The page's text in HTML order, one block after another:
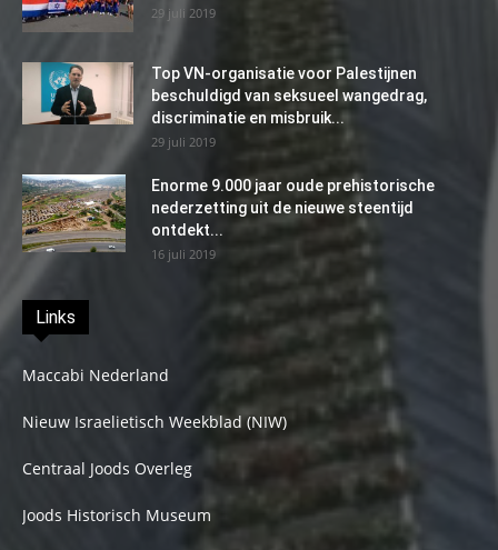
29 juli 2019
Top VN-organisatie voor Palestijnen
beschuldigd van seksueel wangedrag,
discriminatie en misbruik...
29 juli 2019
Enorme 9.000 jaar oude prehistorische
nederzetting uit de nieuwe steentijd
ontdekt...
16 juli 2019
Links
Maccabi Nederland
Nieuw Israelietisch Weekblad (NIW)
Centraal Joods Overleg
Joods Historisch Museum